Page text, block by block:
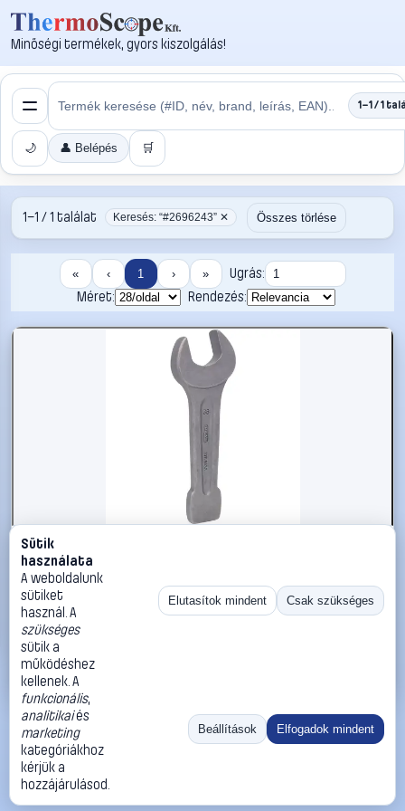
Minőségi termékek, gyors kiszolgálás!
1–1 / 1
🌙 👤 Belépés 🛒
1–1 / 1 találat Keresés: “#2696243” ✕ Összes törlése
« ‹ 1 › »
Ugrás:
Méret:
Rendezés:
#2696243
KS Tools 5170136 517.0136 Ütős csavarkulcs
Kulcsszélesség (metrikus) 36 mm
KS Tools Egyoldalas villáskulcsok
14 990 Ft
Kosárba
«
Ugrás:
Méret:
Rendezés:
©2026
ThermoScope
ÁSZF
Cégbemutató
Sütik
használata
A weboldalunk
sütiket
használ. A
szükséges
sütik a
működéshez
kellenek. A
funkcionális,
analitikaiés
marketing
kategóriákhoz
kérjük a
hozzájárulásod.
Elutasítok mindent Csak szükséges
Beállítások Elfogadok mindent